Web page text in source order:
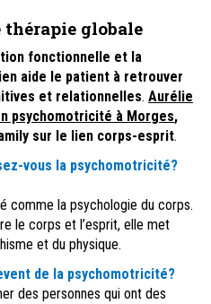
globale
fonctionnelle et la
aide le patient à retrouver
et relationnelles. Aurélie
psychomotricité à Morges,
sur le lien corps-esprit.
vous la psychomotricité?
comme la psychologie du corps.
le corps et l’esprit, elle met
et du physique.
de la psychomotricité?
des personnes qui ont des